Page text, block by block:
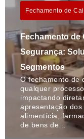
Fechamento de
Fechamento de
Segurança:
Segmentos
O fechamento de
qualquer
impactando
apresentação
alimentícia,
de bens de…